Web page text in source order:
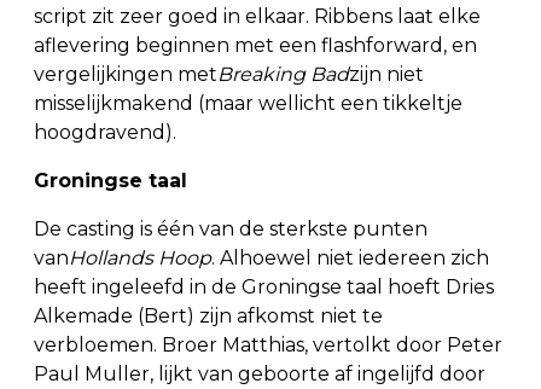
script zit zeer goed in elkaar. Ribbens laat elke
aflevering beginnen met een flashforward, en
vergelijkingen metBreaking Badzijn niet
misselijkmakend (maar wellicht een tikkeltje
hoogdravend).
Groningse taal
De casting is één van de sterkste punten
vanHollands Hoop. Alhoewel niet iedereen zich
heeft ingeleefd in de Groningse taal hoeft Dries
Alkemade (Bert) zijn afkomst niet te
verbloemen. Broer Matthias, vertolkt door Peter
Paul Muller, lijkt van geboorte af ingelijfd door